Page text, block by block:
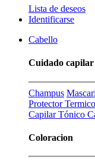
Lista de deseos
Identificarse
Cabello
Cuidado capilar
Champus
Protector Termico
CapilarTónico
Coloracion